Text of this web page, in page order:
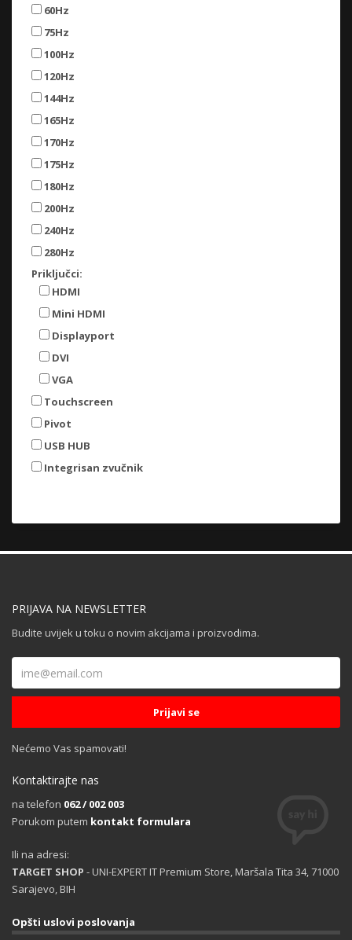
60Hz
75Hz
100Hz
120Hz
144Hz
165Hz
170Hz
175Hz
180Hz
200Hz
240Hz
280Hz
Priključci:
HDMI
Mini HDMI
Displayport
DVI
VGA
Touchscreen
Pivot
USB HUB
Integrisan zvučnik
PRIJAVA NA NEWSLETTER
Budite uvijek u toku o novim akcijama i proizvodima.
Nećemo Vas spamovati!
Kontaktirajte nas
na telefon 062 / 002 003
Porukom putem kontakt formulara
Ili na adresi:
TARGET SHOP - UNI-EXPERT IT Premium Store, Maršala Tita 34, 71000
Sarajevo, BIH
Opšti uslovi poslovanja